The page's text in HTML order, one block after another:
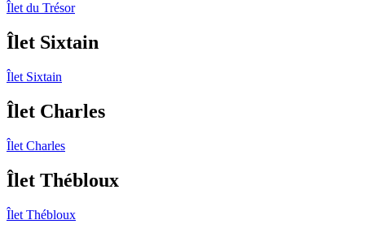
Îlet du Trésor
Îlet Sixtain
Îlet Sixtain
Îlet Charles
Îlet Charles
Îlet Thébloux
Îlet Thébloux